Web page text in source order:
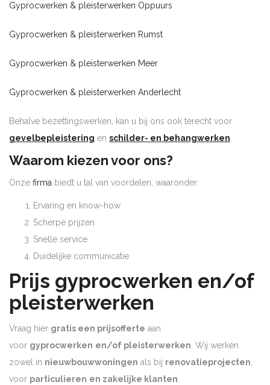
Gyprocwerken & pleisterwerken Oppuurs
Gyprocwerken & pleisterwerken Rumst
Gyprocwerken & pleisterwerken Meer
Gyprocwerken & pleisterwerken Anderlecht
Behalve bezettingswerken, kan u bij ons ook terecht voor
gevelbepleistering en schilder- en behangwerken.
Waarom kiezen voor ons?
Onze firma biedt u tal van voordelen, waaronder:
Ervaring en know-how
Scherpe prijzen
Snelle service
Duidelijke communicatie
Prijs gyprocwerken en/of
pleisterwerken
Vraag hier gratis een prijsofferte aan
voor gyprocwerken en/of pleisterwerken. Wij werken
zowel in nieuwbouwwoningen als bij renovatieprojecten,
voor particulieren en zakelijke klanten.